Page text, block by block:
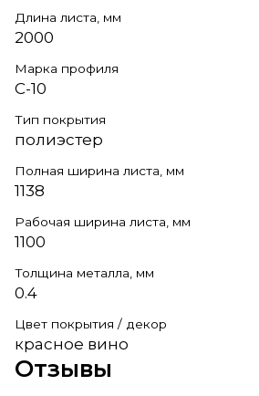
Длина листа, мм
2000
Марка профиля
С-10
Тип покрытия
полиэстер
Полная ширина листа, мм
1138
Рабочая ширина листа, мм
1100
Толщина металла, мм
0.4
Цвет покрытия / декор
красное вино
Отзывы